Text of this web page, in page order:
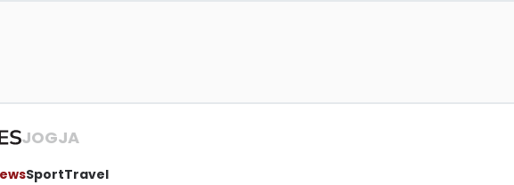
JOGJA
SportTravel